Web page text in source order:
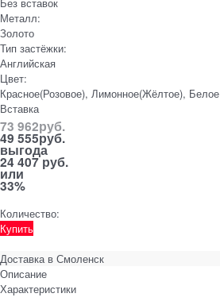
Металл:
Золото
Тип застёжки:
Английская
Цвет:
Красное(Розовое), Лимонное(Жёлтое), Белое
Вставка
73 962руб.
49 555руб.
выгода
24 407 руб.
или
33%
Количество:
Купить
Доставка в Смоленск
Описание
Характеристики